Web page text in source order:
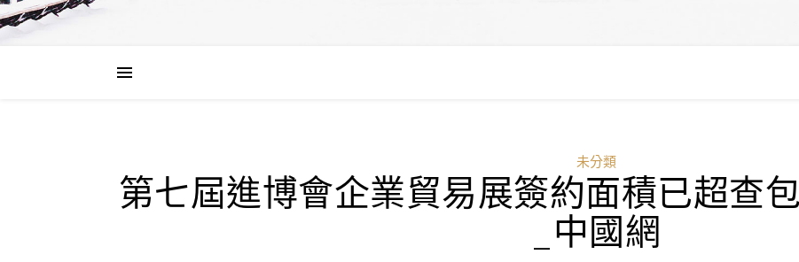
未分類
第七屆進博會企業貿易展簽約面積已超查
_中國網